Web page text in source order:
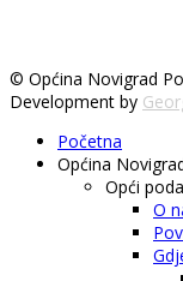
© Općina Novigrad
Development by
Početna
Općina
Opći
O